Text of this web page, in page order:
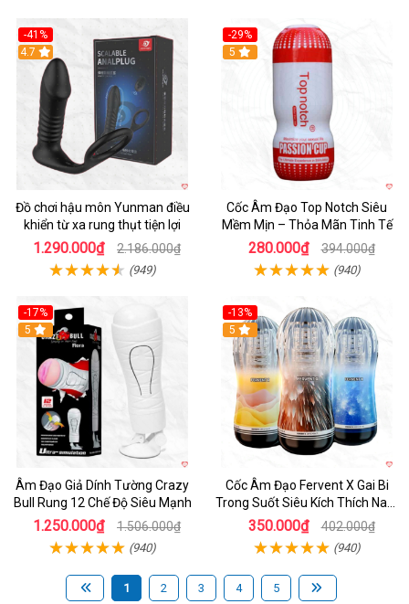
-41%
Hot
4.7
Đồ chơi hậu môn Yunman điều
khiển từ xa rung thụt tiện lợi
1.290.000₫ 2.186.000₫
(949)
-29%
5
Cốc Âm Đạo Top Notch Siêu
Mềm Mịn – Thỏa Mãn Tinh Tế
280.000₫ 394.000₫
(940)
-17%
5
Âm Đạo Giả Dính Tường Crazy
Bull Rung 12 Chế Độ Siêu Mạnh
1.250.000₫ 1.506.000₫
(940)
-13%
Hot
5
Cốc Âm Đạo Fervent X Gai Bi
Trong Suốt Siêu Kích Thích Nam
Giới
350.000₫ 402.000₫
(940)
1 2 3 4 5